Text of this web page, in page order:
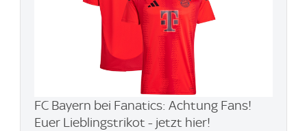
FC Bayern bei Fanatics: Achtung Fans!
Euer Lieblingstrikot - jetzt hier!